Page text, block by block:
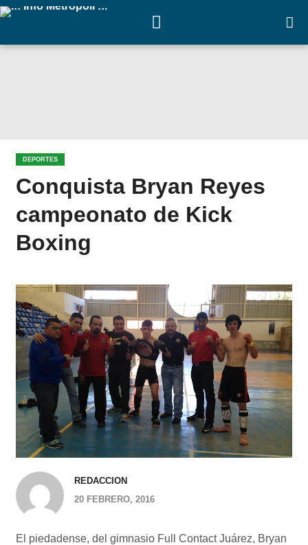
DEPORTES
Conquista Bryan Reyes
campeonato de Kick
Boxing
REDACCION
20 FEBRERO, 2016
El piedadense, del gimnasio Full Contact Juárez, Bryan